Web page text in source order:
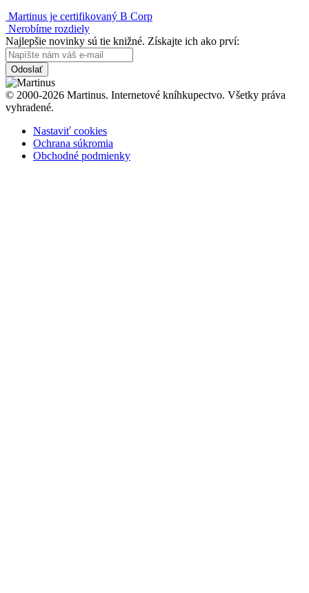
Martinus je certifikovaný B Corp
Nerobíme rozdiely
Najlepšie novinky sú tie knižné. Získajte ich ako prví:
Odoslať
© 2000-2026 Martinus. Internetové kníhkupectvo. Všetky práva
vyhradené.
Nastaviť cookies
Ochrana súkromia
Obchodné podmienky